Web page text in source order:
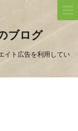
ブログ
イト広告を利用してい